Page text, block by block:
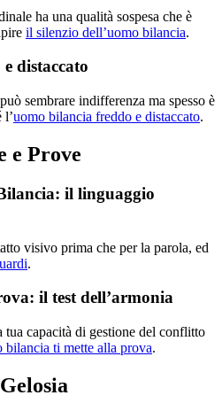
ha una qualità sospesa che è
il silenzio dell’uomo bilancia.
distaccato
sembrare indifferenza ma spesso è
l’uomo bilancia freddo e distaccato.
e Prove
il linguaggio
visivo prima che per la parola, ed
.
il test dell’armonia
capacità di gestione del conflitto
bilancia ti mette alla prova.